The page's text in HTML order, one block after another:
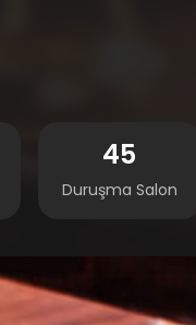
45
Duruşma Salon